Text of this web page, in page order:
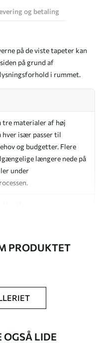
og betaling
på de viste tapeter kan
på grund af
i rummet.
tre materialer af høj
hver især passer til
og budgetter. Flere
længere nede på
under
på op til 50 cm.
PRODUKTET
OGSÅ LIDE